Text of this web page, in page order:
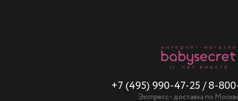
+7 (495) 990-47-25 / 8-
Экспресс - доставка по